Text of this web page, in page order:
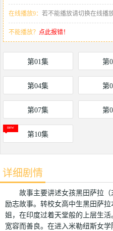
在线播放9： 若不能播放请切换在线播放
不能播放？ 点此报错！
第01集 第
第04集 第
第07集 第
第10集
详细剧情
故事主要讲述女孩黑田萨拉（
励志故事。转校女高中生黑田萨
姐，在印度过着天堂般的上层生活
宽容而善良。在进入米勒纽斯女